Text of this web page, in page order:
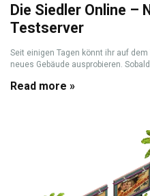
Die Siedler Online –
Testserver
Seit einigen Tagen könnt ihr auf
neues Gebäude ausprobieren.
Read more »